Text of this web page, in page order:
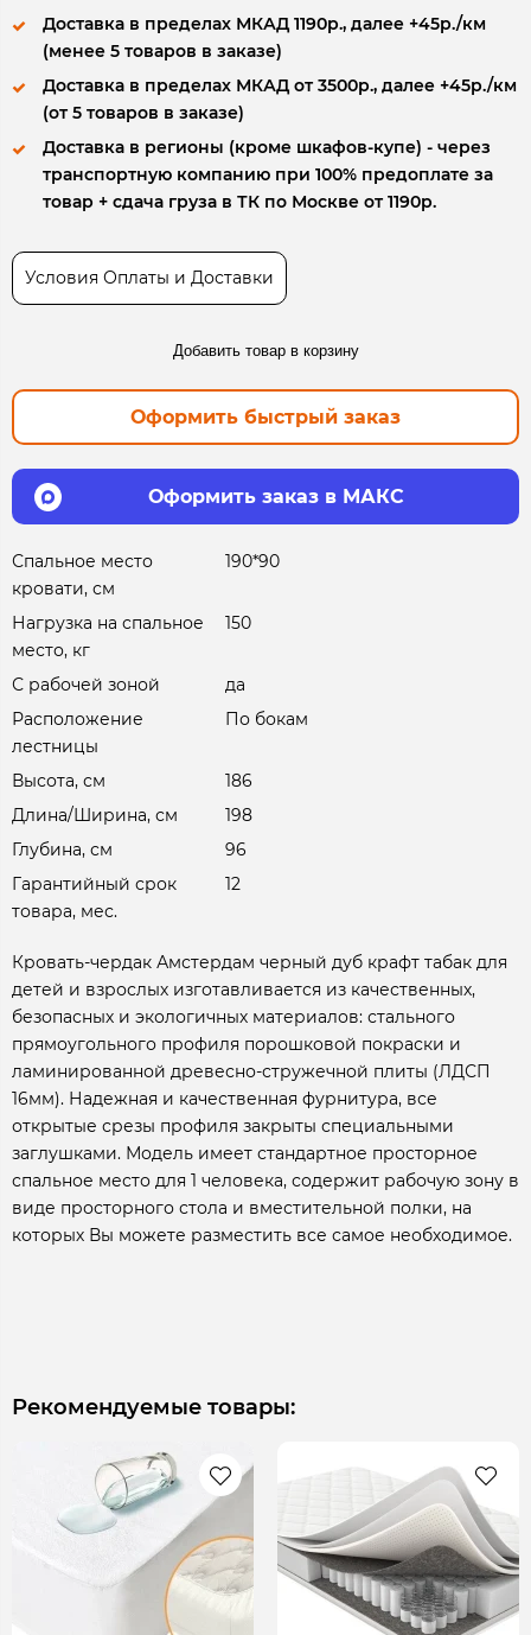
Доставка в пределах МКАД 1190р., далее +45р./км
(менее 5 товаров в заказе)
Доставка в пределах МКАД от 3500р., далее +45р./км
(от 5 товаров в заказе)
Доставка в регионы (кроме шкафов-купе) - через
транспортную компанию при 100% предоплате за
товар + сдача груза в ТК по Москве от 1190р.
Условия Оплаты и Доставки
Добавить товар в корзину
Оформить быстрый заказ
Оформить заказ в МАКС
Спальное место
кровати, см
190*90
Нагрузка на спальное
место, кг
150
С рабочей зоной
да
Расположение
лестницы
По бокам
Высота, см
186
Длина/Ширина, см
198
Глубина, см
96
Гарантийный срок
товара, мес.
12
Кровать-чердак Амстердам черный дуб крафт табак для
детей и взрослых изготавливается из качественных,
безопасных и экологичных материалов: стального
прямоугольного профиля порошковой покраски и
ламинированной древесно-стружечной плиты (ЛДСП
16мм). Надежная и качественная фурнитура, все
открытые срезы профиля закрыты специальными
заглушками. Модель имеет стандартное просторное
спальное место для 1 человека, содержит рабочую зону в
виде просторного стола и вместительной полки, на
которых Вы можете разместить все самое необходимое.
Рекомендуемые товары: